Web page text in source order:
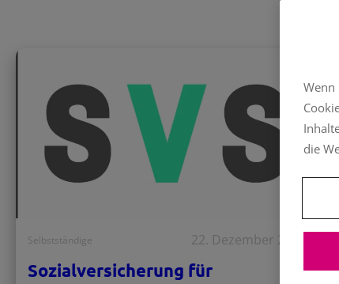
Selbstständige 22. Dezember 2025
Sozialversicherung für
Wenn
die